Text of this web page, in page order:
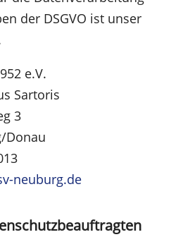
der DSGVO ist unser
e.V.
Sartoris
3
Donau
neuburg.de